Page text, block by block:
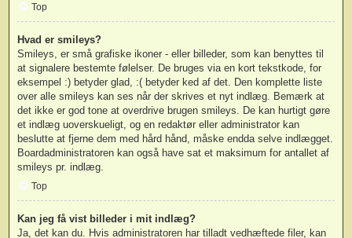
Top
Hvad er smileys?
Smileys, er små grafiske ikoner - eller billeder, som kan benyttes til
at signalere bestemte følelser. De bruges via en kort tekstkode, for
eksempel :) betyder glad, :( betyder ked af det. Den komplette liste
over alle smileys kan ses når der skrives et nyt indlæg. Bemærk at
det ikke er god tone at overdrive brugen smileys. De kan hurtigt gøre
et indlæg uoverskueligt, og en redaktør eller administrator kan
beslutte at fjerne dem med hård hånd, måske endda selve indlægget.
Boardadministratoren kan også have sat et maksimum for antallet af
smileys pr. indlæg.
Top
Kan jeg få vist billeder i mit indlæg?
Ja, det kan du. Hvis administratoren har tilladt vedhæftede filer, kan